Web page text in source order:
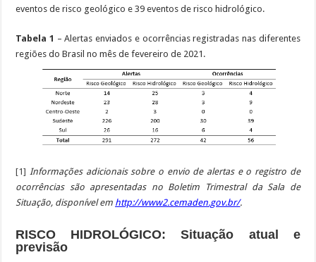
eventos de risco geológico e 39 eventos de risco hidrológico.
Tabela 1 – Alertas enviados e ocorrências registradas nas diferentes
regiões do Brasil no mês de fevereiro de 2021.
[1] Informações adicionais sobre o envio de alertas e o registro de
ocorrências são apresentadas no Boletim Trimestral da Sala de
Situação, disponível em http://www2.cemaden.gov.br/.
RISCO HIDROLÓGICO: Situação atual e
previsão